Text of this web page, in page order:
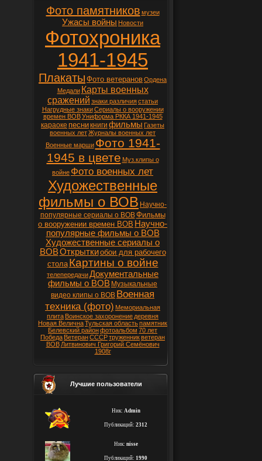
Фото памятников музеи
Ужасы войны Новости
Фотохроника
1941-1945
Плакаты Фото ветерановОрдена
Медали Карты военных
сражений знаки различиястатьи
Нагрудные знаки Сериалы о вооружении
времен ВОВ Униформа РККА 1941-1945
караоке песникниги фильмы Газеты
военных летЖурналы военных лет
Военные марши Фото 1941-
1945 в цвете Муз.клипы о
войне Фото военных лет
Художественные
фильмы о ВОВ Научно-
популярные сериалы о ВОВФильмы
о вооружении времен ВОВ Научно-
популярные фильмы о ВОВ
Художественные сериалы о
ВОВОткрыткиобои для рабочего
стола Картины о войне
телепередачиДокументальные
фильмы о ВОВ Музыкальные
видео клипы о ВОВ Военная
техника (фото) Мемориальная
плита Воинское захоронение деревня
Новая ВеличнаТульская областьпамятник
Белевский районфотоальбом 70 лет
Победа ВетеранСССРтруженникветеран
ВОВ Литвинович Григорий Семёнович
1908г
Лучшие пользователи
Ник: Admin
Публикаций: 2312
Ник: nisse
Публикаций: 1990